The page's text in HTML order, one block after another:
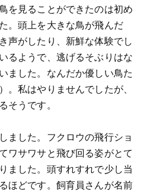
を見ることができたのは初め
。頭上を大きな鳥が飛んだ
声がしたり、新鮮な体験でし
るようで、逃げるそぶりはな
ました。なんだか優しい鳥た
。私はやりませんでしたが、
そうです。
ました。フクロウの飛行ショ
ワサワサと飛び回る姿がとて
ました。頭すれすれで少し当
ほどです。飼育員さんが名前